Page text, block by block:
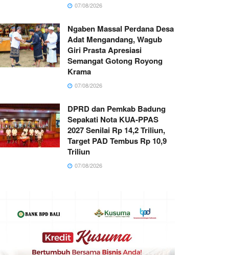
07/08/2026
Ngaben Massal Perdana Desa
Adat Mengandang, Wagub
Giri Prasta Apresiasi
Semangat Gotong Royong
Krama
07/08/2026
DPRD dan Pemkab Badung
Sepakati Nota KUA-PPAS
2027 Senilai Rp 14,2 Triliun,
Target PAD Tembus Rp 10,9
Triliun
07/08/2026